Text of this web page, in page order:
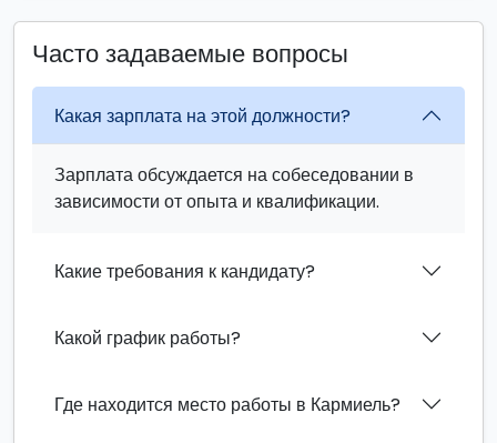
Часто задаваемые вопросы
Какая зарплата на этой должности?
Зарплата обсуждается на собеседовании в
зависимости от опыта и квалификации.
Какие требования к кандидату?
Какой график работы?
Где находится место работы в Кармиель?